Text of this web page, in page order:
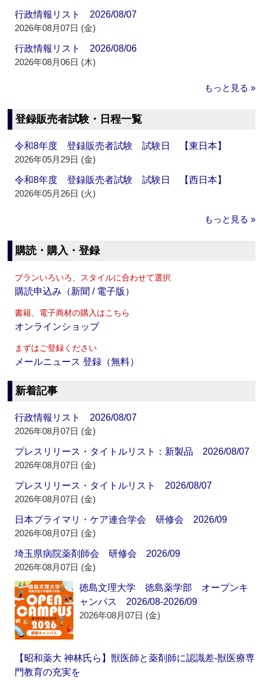
行政情報リスト 2026/08/07
2026年08月07日 (金)
行政情報リスト 2026/08/06
2026年08月06日 (木)
もっと見る »
登録販売者試験・日程一覧
令和8年度 登録販売者試験 試験日 【東日本】
2026年05月29日 (金)
令和8年度 登録販売者試験 試験日 【西日本】
2026年05月26日 (火)
もっと見る »
購読・購入・登録
プランいろいろ、スタイルに合わせて選択
購読申込み（新聞 / 電子版）
書籍、電子商材の購入はこちら
オンラインショップ
まずはご登録ください
メールニュース 登録（無料）
新着記事
行政情報リスト 2026/08/07
2026年08月07日 (金)
プレスリリース・タイトルリスト：新製品 2026/08/07
2026年08月07日 (金)
プレスリリース・タイトルリスト 2026/08/07
2026年08月07日 (金)
日本プライマリ・ケア連合学会 研修会 2026/09
2026年08月07日 (金)
埼玉県病院薬剤師会 研修会 2026/09
2026年08月07日 (金)
徳島文理大学 徳島薬学部 オープンキ
ャンパス 2026/08-2026/09
2026年08月07日 (金)
【昭和薬大 神林氏ら】獣医師と薬剤師に認識差‐獣医療専
門教育の充実を